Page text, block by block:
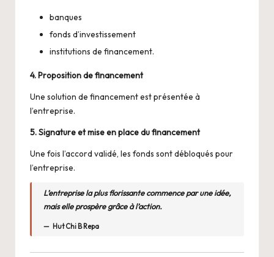
banques
fonds d’investissement
institutions de financement.
4. Proposition de financement
Une solution de financement est présentée à
l’entreprise.
5. Signature et mise en place du financement
Une fois l’accord validé, les fonds sont débloqués pour
l’entreprise.
L’entreprise la plus florissante commence par une idée,
mais elle prospère grâce à l’action.
Hut Chi B Repa